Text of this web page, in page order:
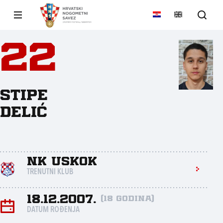
22
Stipe
Delić
NK Uskok
TRENUTNI KLUB
18.12.2007. (18 godina)
DATUM ROĐENJA